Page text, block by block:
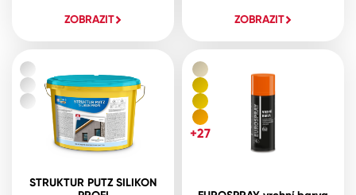
ZOBRAZIT ZOBRAZIT
STRUKTUR PUTZ SILIKON
+27